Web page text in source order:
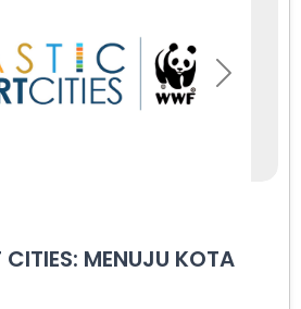
Next
MENUJU KOTA